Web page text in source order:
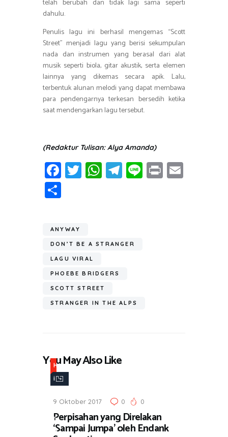
telah berubah dan tidak lagi sama seperti
dahulu.
Penulis lagu ini berhasil mengemas “Scott
Street” menjadi lagu yang berisi sekumpulan
nada dan instrumen yang berasal dari alat
musik seperti biola, gitar akustik, serta elemen
lainnya yang dikemas secara apik. Lalu,
terbentuk alunan melodi yang dapat membawa
para pendengarnya terkesan bersedih ketika
saat mendengarkan lagu tersebut.
(Redaktur Tulisan: Alya Amanda)
Fa
ce
ok
T
wi
W
h
A
p
p
T
el
a
m
Li
n
Pr
in
ar
e
ANYWAY
DON’T BE A STRANGER
LAGU VIRAL
PHOEBE BRIDGERS
SCOTT STREET
STRANGER IN THE ALPS
You May Also Like
H
i
u
r
a
9 Oktober 2017 0 0
Perpisahan yang Direlakan
‘Sampai Jumpa’ oleh Endank